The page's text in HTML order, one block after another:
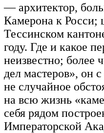
— архитектор,
Камерона к Росси;
Тессинском
году. Где и какое
неизвестно; более
дел мастеров», он
не случайное
на всю жизнь
себя рядом
Императорской